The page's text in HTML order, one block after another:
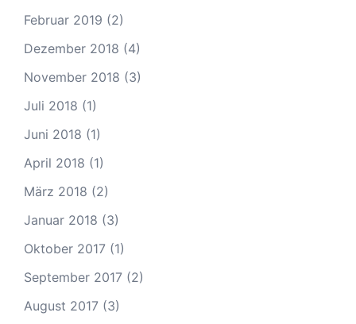
Februar 2019 (2)
Dezember 2018 (4)
November 2018 (3)
Juli 2018 (1)
Juni 2018 (1)
April 2018 (1)
März 2018 (2)
Januar 2018 (3)
Oktober 2017 (1)
September 2017 (2)
August 2017 (3)